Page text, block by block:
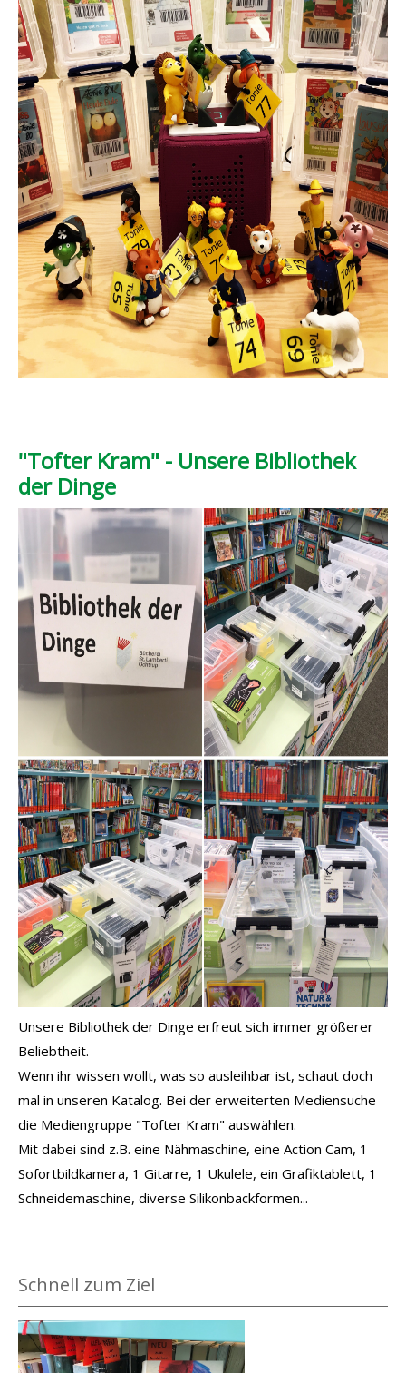
"Tofter Kram" - Unsere Bibliothek
der Dinge
Unsere Bibliothek der Dinge erfreut sich immer größerer
Beliebtheit.
Wenn ihr wissen wollt, was so ausleihbar ist, schaut doch
mal in unseren Katalog. Bei der erweiterten Mediensuche
die Mediengruppe "Tofter Kram" auswählen.
Mit dabei sind z.B. eine Nähmaschine, eine Action Cam, 1
Sofortbildkamera, 1 Gitarre, 1 Ukulele, ein Grafiktablett, 1
Schneidemaschine, diverse Silikonbackformen...
Schnell zum Ziel